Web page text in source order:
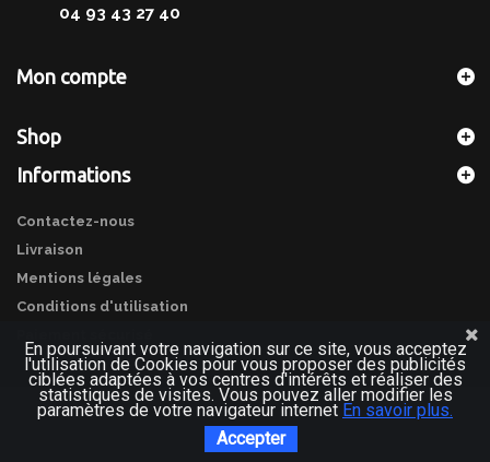
04 93 43 27 40
Mon compte
Shop
Informations
Contactez-nous
Livraison
Mentions légales
Conditions d'utilisation
En poursuivant votre navigation sur ce site, vous acceptez
l'utilisation de Cookies pour vous proposer des publicités
ciblées adaptées à vos centres d'intérêts et réaliser des
statistiques de visites. Vous pouvez aller modifier les
paramètres de votre navigateur internet En savoir plus.
Accepter